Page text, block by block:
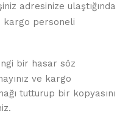
adresinize ulaştığında
kargo personeli
bir hasar söz
ve kargo
tutturup bir kopyasını